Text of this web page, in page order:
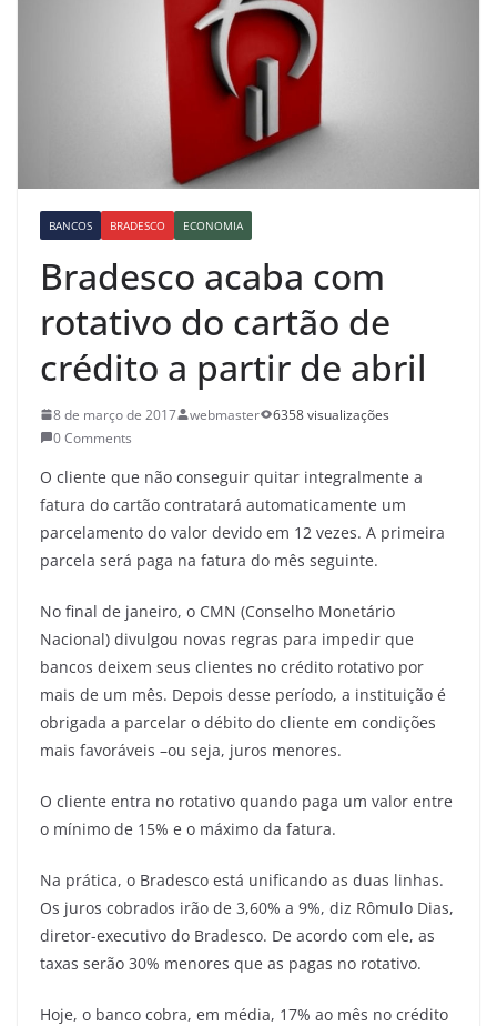
BANCOS BRADESCO ECONOMIA
Bradesco acaba com
rotativo do cartão de
crédito a partir de abril
8 de março de 2017 webmaster
6358 visualizações
0 Comments
O cliente que não conseguir quitar integralmente a
fatura do cartão contratará automaticamente um
parcelamento do valor devido em 12 vezes. A primeira
parcela será paga na fatura do mês seguinte.
No final de janeiro, o CMN (Conselho Monetário
Nacional) divulgou novas regras para impedir que
bancos deixem seus clientes no crédito rotativo por
mais de um mês. Depois desse período, a instituição é
obrigada a parcelar o débito do cliente em condições
mais favoráveis –ou seja, juros menores.
O cliente entra no rotativo quando paga um valor entre
o mínimo de 15% e o máximo da fatura.
Na prática, o Bradesco está unificando as duas linhas.
Os juros cobrados irão de 3,60% a 9%, diz Rômulo Dias,
diretor-executivo do Bradesco. De acordo com ele, as
taxas serão 30% menores que as pagas no rotativo.
Hoje, o banco cobra, em média, 17% ao mês no crédito